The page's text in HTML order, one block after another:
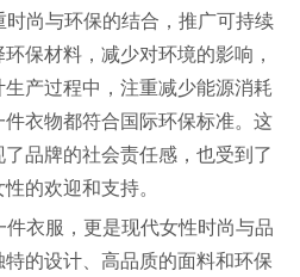
时尚与环保的结合，推广可持续
保材料，减少对环境的影响，
产过程中，注重减少能源消耗
衣物都符合国际环保标准。这
品牌的社会责任感，也受到了
的欢迎和支持。
件衣服，更是现代女性时尚与品
的设计、高品质的面料和环保